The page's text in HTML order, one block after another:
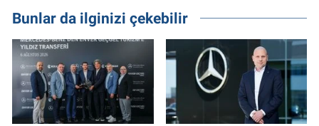
Bunlar da ilginizi çekebilir